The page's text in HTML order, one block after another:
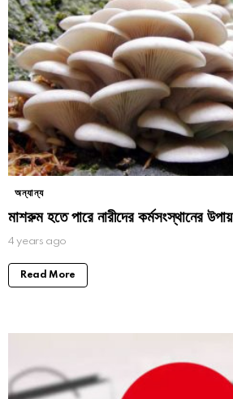
অন্যান্য
মাশরুম হতে পারে নারীদের কর্মসংস্থানের উপায়
4 years ago
Read More